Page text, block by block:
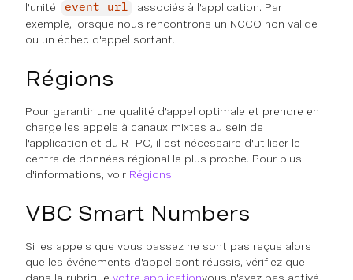
l'unité
event_url
associés à l'application. Par
exemple, lorsque nous rencontrons un NCCO non valide
ou un échec d'appel sortant.
Régions
Pour garantir une qualité d'appel optimale et prendre en
charge les appels à canaux mixtes au sein de
l'application et du RTPC, il est nécessaire d'utiliser le
centre de données régional le plus proche. Pour plus
d'informations, voir Régions.
VBC Smart Numbers
Si les appels que vous passez ne sont pas reçus alors
que les événements d'appel sont réussis, vérifiez que